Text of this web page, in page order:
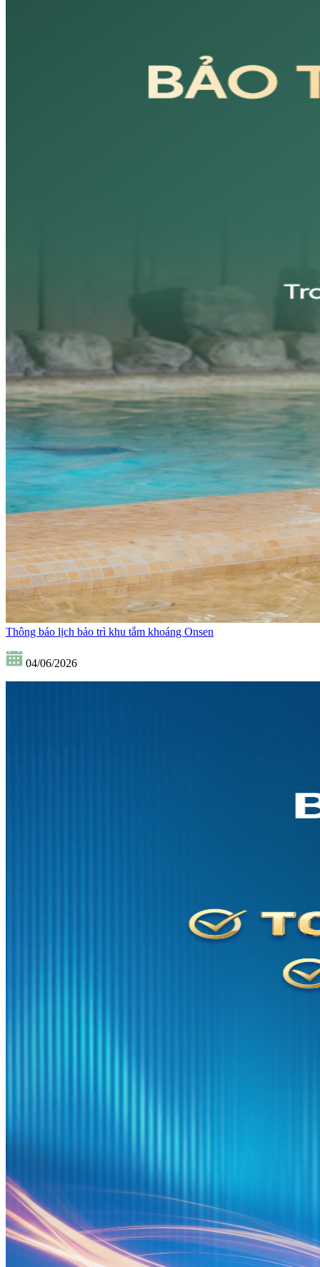
Thông báo lịch bảo trì khu tắm khoáng Onsen
04/06/2026